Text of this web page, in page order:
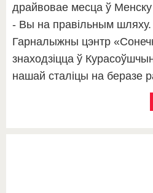
драйвовае месца ў Менску
- Вы на правільным шляху.
Гарналыжны цэнтр
знаходзіцца ў
нашай сталіцы на беразе